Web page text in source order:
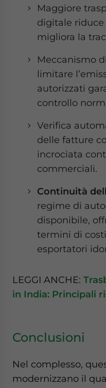
Maggiore
digitale riduce
migliora la
Meccanismo
limitare
autorizzati
controllo
Verifica
delle fatture
incrociata
commerciali.
Continuità
regime di
disponibile,
termini di
esportatori
LEGGI ANCHE:
in India: Principali
Conclusioni
Nel complesso,
modernizzano il